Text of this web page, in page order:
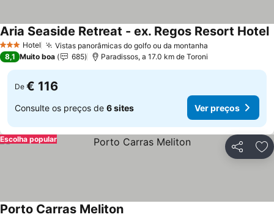
3 EstrelasHotel Vistas panorâmicas do golfo ou da montanha
Aria Seaside Retreat - ex. Regos Resort Hotel
8,1 Muito boa 685 Paradissos, a 17.0 km de Toroni
De € 116
Consulte os preços de 6 sites Ver preços
Partilhar
Escolha popular
Porto Carras Meliton